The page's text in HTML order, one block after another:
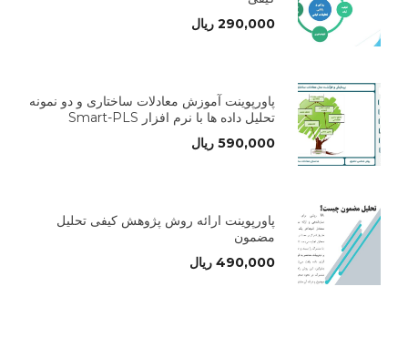
290,000 ریال
پاورپوینت آموزش معادلات ساختاری و دو نمونه
تحلیل داده ها با نرم افزار Smart-PLS
590,000 ریال
پاورپوینت ارائه روش پژوهش کیفی تحلیل
مضمون
490,000 ریال